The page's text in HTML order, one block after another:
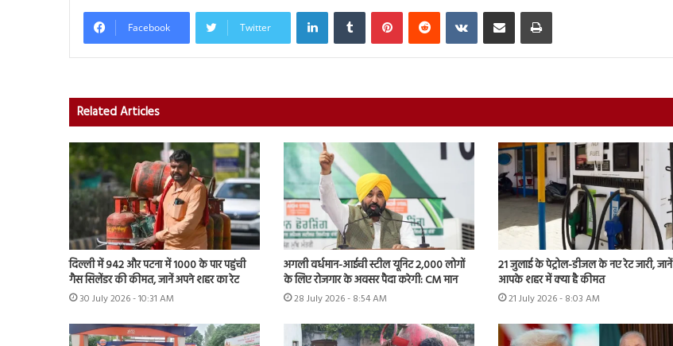
Facebook Twitter
LinkedInTumblr PinterestReddit VKontakteShare via Email Print
Related Articles
दिल्ली में 942 और पटना में 1000 के पार पहुंची
गैस सिलेंडर की कीमत, जानें अपने शहर का रेट
30 July 2026 - 10:31 AM
अगली वर्धमान-आईची स्टील यूनिट 2,000 लोगों
के लिए रोजगार के अवसर पैदा करेगी: CM मान
28 July 2026 - 8:54 AM
21 जुलाई के पेट्रोल-डीजल के नए रेट जारी, जानें
आपके शहर में क्या है कीमत
21 July 2026 - 8:03 AM